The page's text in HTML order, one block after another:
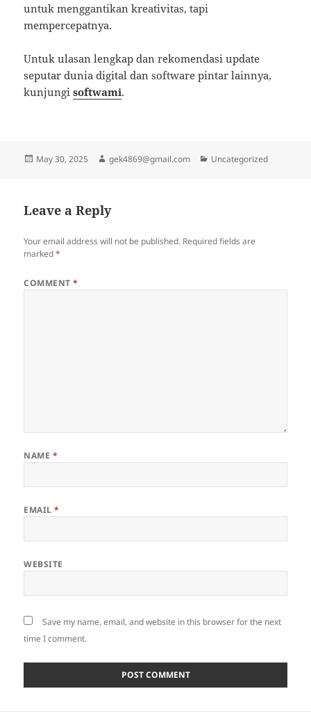
untuk menggantikan kreativitas, tapi
mempercepatnya.
Untuk ulasan lengkap dan rekomendasi update
seputar dunia digital dan software pintar lainnya,
kunjungisoftwami.
Posted
May 30, 2025 Author
gek4869@gmail.com Categories
Uncategorized
Leave a Reply
Your email address will not be published. Required fields are
marked*
COMMENT*
NAME *
EMAIL*
WEBSITE
Save my name, email, and website in this browser for the next
time I comment.